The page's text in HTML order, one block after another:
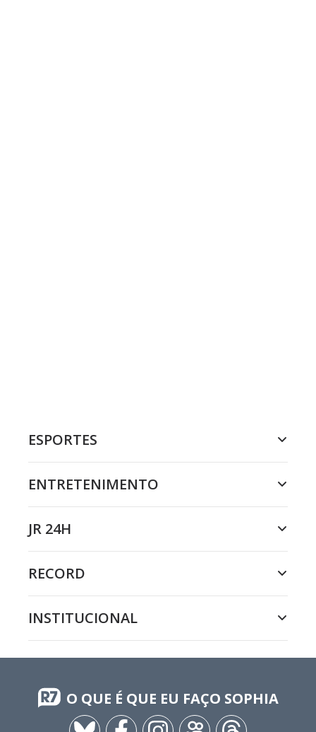
ESPORTES
ENTRETENIMENTO
JR 24H
RECORD
INSTITUCIONAL
O QUE É QUE EU FAÇO SOPHIA